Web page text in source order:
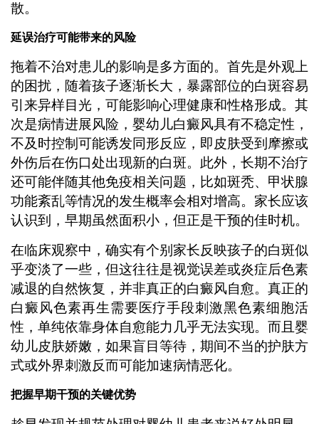
散。
延误治疗可能带来的风险
拖着不治对患儿的影响是多方面的。首先是外观上
的困扰，随着孩子逐渐长大，暴露部位的白斑容易
引来异样目光，可能影响心理健康和性格形成。其
次是病情进展风险，婴幼儿白癜风具有不稳定性，
不及时控制可能诱发同形反应，即皮肤受到摩擦或
外伤后在伤口处出现新的白斑。此外，长期不治疗
还可能伴随其他免疫相关问题，比如斑秃、甲状腺
功能紊乱等情况的发生概率会相对增高。家长应该
认识到，早期虽然面积小，但正是干预的佳时机。
在临床观察中，确实有个别家长反映孩子的白斑似
乎变淡了一些，但这往往是视觉误差或炎症后色素
减退的自然恢复，并非真正的白癜风自愈。真正的
白癜风色素再生需要医疗手段刺激黑色素细胞活
性，单纯依靠身体自愈能力几乎无法实现。而且婴
幼儿皮肤娇嫩，如果盲目等待，期间不当的护肤方
式或外界刺激反而可能加速病情恶化。
把握早期干预的关键优势